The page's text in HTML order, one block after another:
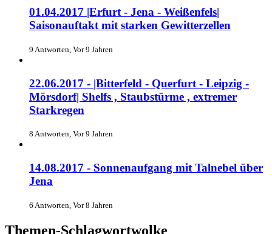
01.04.2017 |Erfurt - Jena - Weißenfels|
Saisonauftakt mit starken Gewitterzellen
9 Antworten, Vor 9 Jahren
22.06.2017 - |Bitterfeld - Querfurt - Leipzig -
Mörsdorf| Shelfs , Staubstürme , extremer
Starkregen
8 Antworten, Vor 9 Jahren
14.08.2017 - Sonnenaufgang mit Talnebel über
Jena
6 Antworten, Vor 8 Jahren
Themen-Schlagwortwolke